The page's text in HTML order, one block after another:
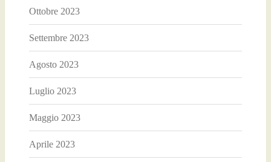
Ottobre 2023
Settembre 2023
Agosto 2023
Luglio 2023
Maggio 2023
Aprile 2023